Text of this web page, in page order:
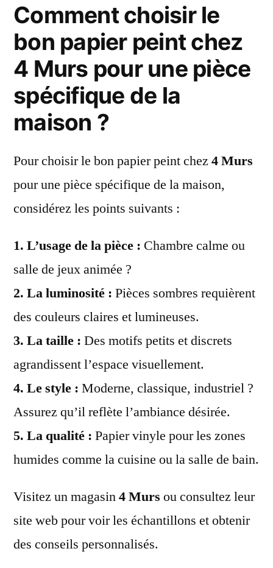
Comment choisir le
bon papier peint chez
4 Murs pour une pièce
spécifique de la
maison ?
Pour choisir le bon papier peint chez 4 Murs
pour une pièce spécifique de la maison,
considérez les points suivants :
1. L’usage de la pièce : Chambre calme ou
salle de jeux animée ?
2. La luminosité : Pièces sombres requièrent
des couleurs claires et lumineuses.
3. La taille : Des motifs petits et discrets
agrandissent l’espace visuellement.
4. Le style : Moderne, classique, industriel ?
Assurez qu’il reflète l’ambiance désirée.
5. La qualité : Papier vinyle pour les zones
humides comme la cuisine ou la salle de bain.
Visitez un magasin4 Murs ou consultez leur
site web pour voir les échantillons et obtenir
des conseils personnalisés.